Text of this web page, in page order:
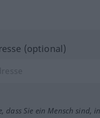
(optional)
dass Sie ein Mensch sind,